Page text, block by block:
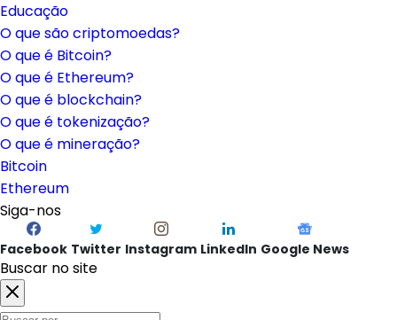
Educação
O que são criptomoedas?
O que é Bitcoin?
O que é Ethereum?
O que é blockchain?
O que é tokenização?
O que é mineração?
Bitcoin
Ethereum
Siga-nos
Facebook Twitter Instagram LinkedIn Google News
Buscar no site